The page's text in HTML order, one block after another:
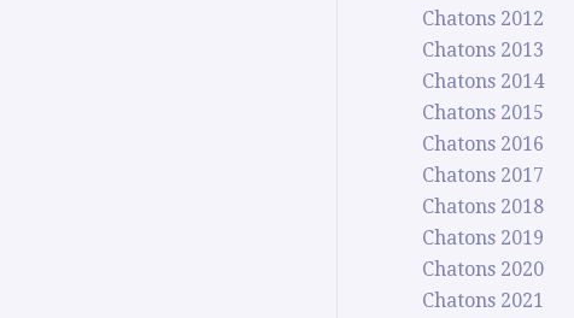
Chatons 2012
Chatons 2013
Chatons 2014
Chatons 2015
Chatons 2016
Chatons 2017
Chatons 2018
Chatons 2019
Chatons 2020
Chatons 2021